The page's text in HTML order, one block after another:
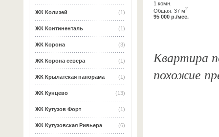
(1)
ЖК Колизей
(1)
ЖК Континенталь
(3)
ЖК Корона
(1)
ЖК Корона севера
(1)
ЖК Крылатская панорама
(13)
ЖК Кунцево
(1)
ЖК Кутузов Форт
(6)
ЖК Кутузовская Ривьера
1 комн.
Общая: 37 м2
95 000 р./мес.
Квартира
похожие